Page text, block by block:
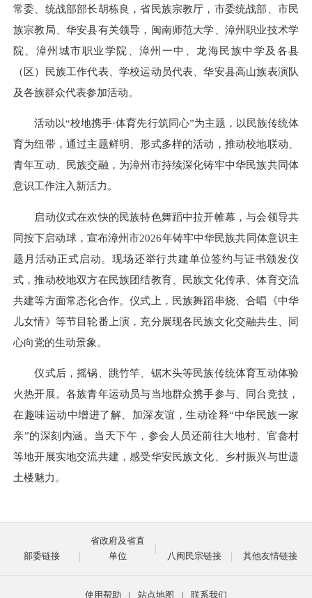
常委、统战部部长胡栋良，省民族宗教厅，市委统战部、市民
族宗教局、华安县有关领导，闽南师范大学、漳州职业技术学
院、漳州城市职业学院、漳州一中、龙海民族中学及各县
（区）民族工作代表、学校运动员代表、华安县高山族表演队
及各族群众代表参加活动。
活动以“校地携手·体育先行筑同心”为主题，以民族传统体
育为纽带，通过主题鲜明、形式多样的活动，推动校地联动、
青年互动、民族交融，为漳州市持续深化铸牢中华民族共同体
意识工作注入新活力。
启动仪式在欢快的民族特色舞蹈中拉开帷幕，与会领导共
同按下启动球，宣布漳州市2026年铸牢中华民族共同体意识主
题月活动正式启动。现场还举行共建单位签约与证书颁发仪
式，推动校地双方在民族团结教育、民族文化传承、体育交流
共建等方面常态化合作。仪式上，民族舞蹈串烧、合唱《中华
儿女情》等节目轮番上演，充分展现各民族文化交融共生、同
心向党的生动景象。
仪式后，摇锅、跳竹竿、锯木头等民族传统体育互动体验
火热开展。各族青年运动员与当地群众携手参与、同台竞技，
在趣味运动中增进了解、加深友谊，生动诠释“中华民族一家
亲”的深刻内涵。当天下午，参会人员还前往大地村、官畲村
等地开展实地交流共建，感受华安民族文化、乡村振兴与世遗
土楼魅力。
部委链接
省政府及省直
单位
八闽民宗链接 其他友情链接
使用帮助 | 站点地图 | 联系我们